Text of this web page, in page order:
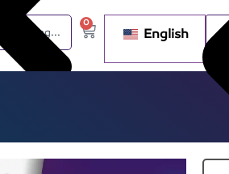
0
English